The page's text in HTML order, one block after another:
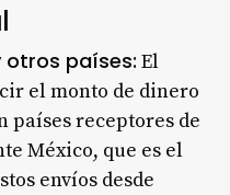
otros países: El
el monto de dinero
países receptores de
México, que es el
envíos desde